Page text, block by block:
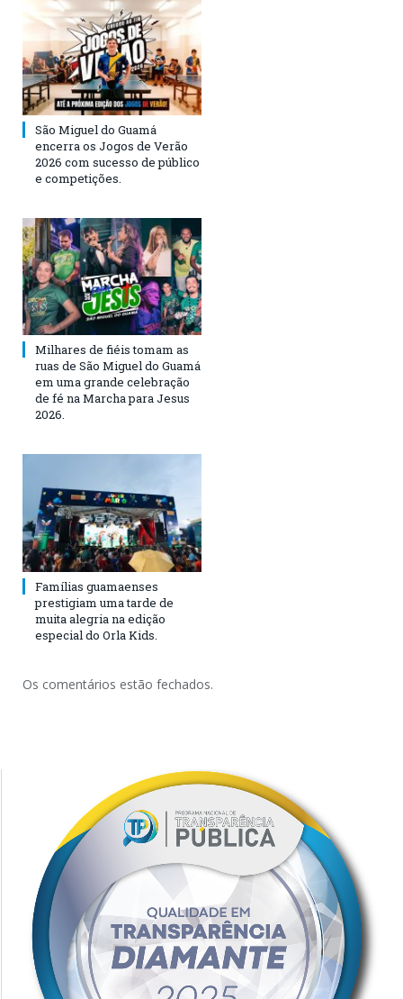
São Miguel do Guamá
encerra os Jogos de Verão
2026 com sucesso de público
e competições.
Milhares de fiéis tomam as
ruas de São Miguel do Guamá
em uma grande celebração
de fé na Marcha para Jesus
2026.
Famílias guamaenses
prestigiam uma tarde de
muita alegria na edição
especial do Orla Kids.
Os comentários estão fechados.